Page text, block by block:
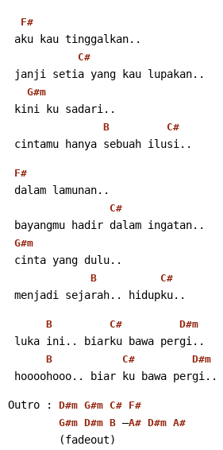
F#
aku kau tinggalkan..
C#
janji setia yang kau lupakan..
G#m
kini ku sadari..
B C#
cintamu hanya sebuah ilusi..
F#
dalam lamunan..
C#
bayangmu hadir dalam ingatan..
G#m
cinta yang dulu..
B C#
menjadi sejarah.. hidupku..
B C# D#m
luka ini.. biarku bawa pergi..
B C# D#m
hoooohooo.. biar ku bawa pergi..
Outro : D#m G#m C# F#
G#m D#m B –A# D#m A#
        (fadeout)